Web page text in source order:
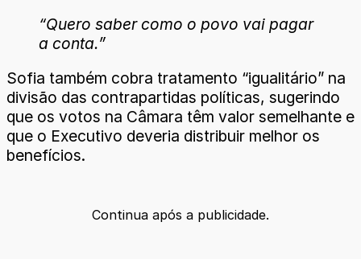
“Quero saber como o povo vai pagar
a conta.”
Sofia também cobra tratamento “igualitário” na
divisão das contrapartidas políticas, sugerindo
que os votos na Câmara têm valor semelhante e
que o Executivo deveria distribuir melhor os
benefícios.
Continua após a publicidade.